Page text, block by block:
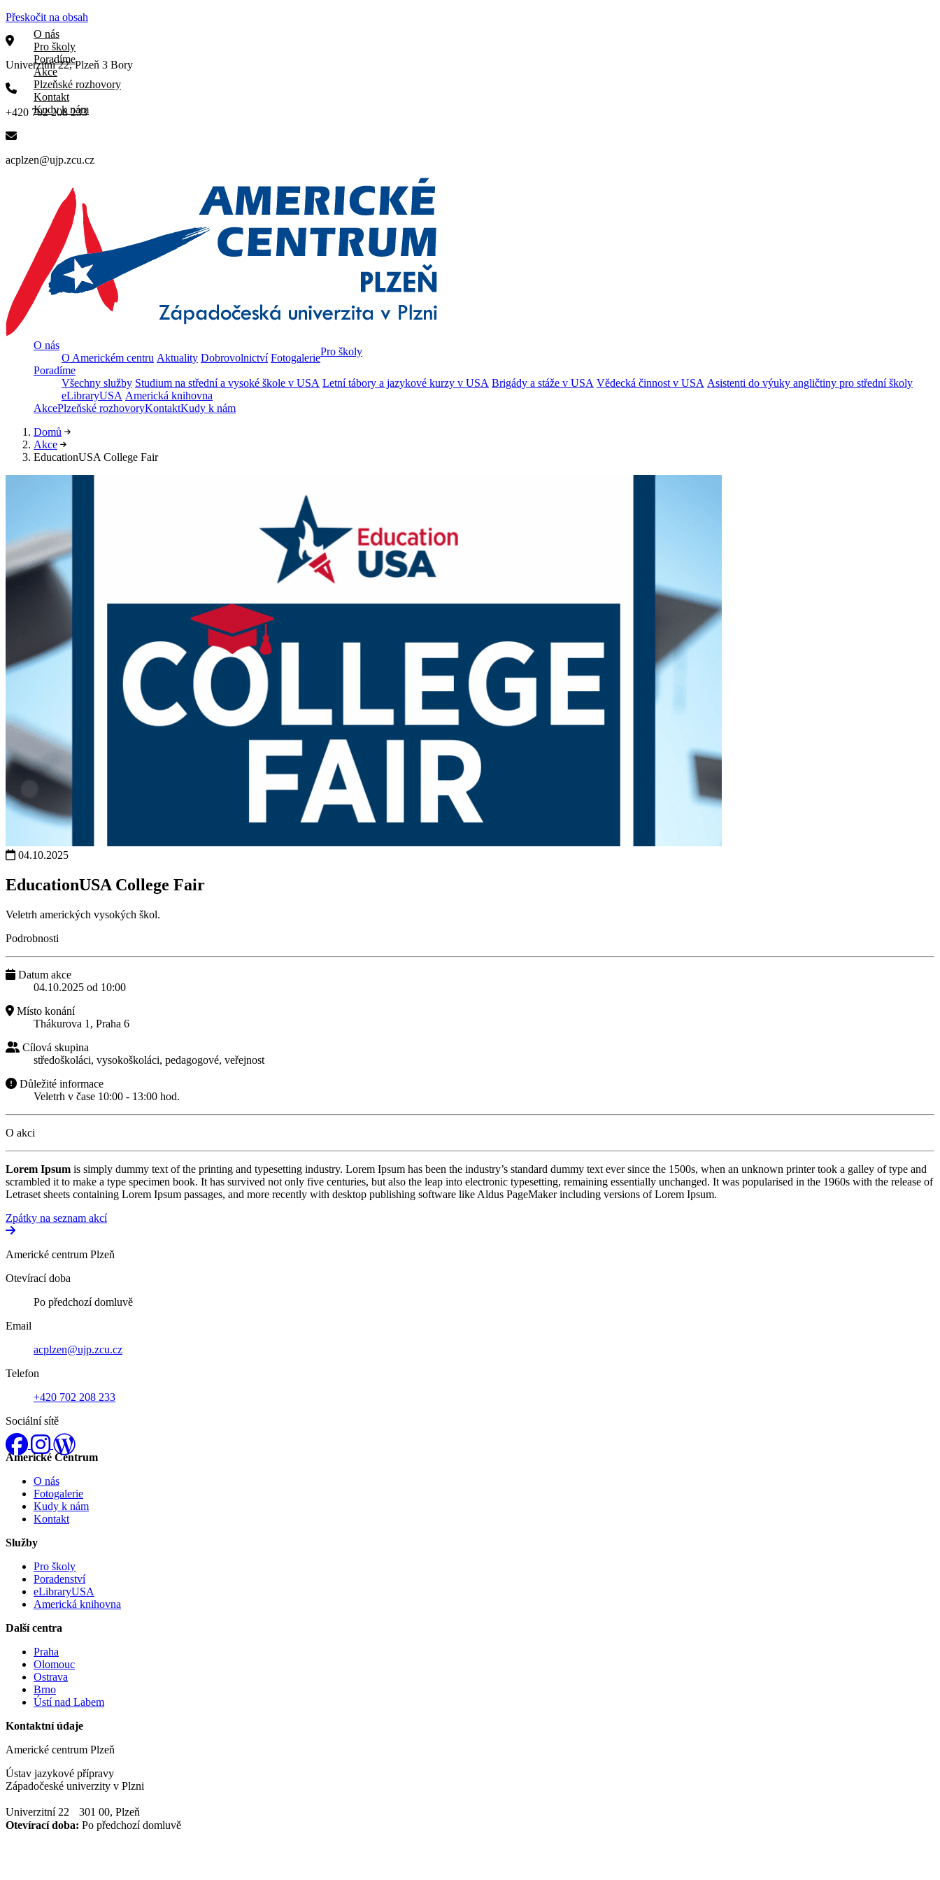
Přeskočit na obsah
Univerzitní 22, Plzeň 3 Bory
+420 702 208 233
acplzen@ujp.zcu.cz
O nás
O Americkém centru Aktuality Dobrovolnictví Fotogalerie
Pro školy
Poradíme
Všechny služby Studium na střední a vysoké škole v USA Letní tábory a jazykové kurzy v USA Brigády a stáže v USA Vědecká činnost v USA Asistenti do výuky angličtiny pro střední školy
eLibraryUSA Americká knihovna
AkcePlzeňské rozhovoryKontaktKudy k nám
O nás
Pro školy
Poradíme
Akce
Plzeňské rozhovory
Kontakt
Kudy k nám
Domů
Akce
EducationUSA College Fair
04.10.2025
EducationUSA College Fair
Veletrh amerických vysokých škol.
Podrobnosti
Datum akce
04.10.2025 od 10:00
Místo konání
Thákurova 1, Praha 6
Cílová skupina
středoškoláci, vysokoškoláci, pedagogové, veřejnost
Důležité informace
Veletrh v čase 10:00 - 13:00 hod.
O akci
Lorem Ipsum is simply dummy text of the printing and typesetting industry. Lorem Ipsum has been the industry’s standard dummy text ever since the 1500s, when an unknown printer took a galley of type and
scrambled it to make a type specimen book. It has survived not only five centuries, but also the leap into electronic typesetting, remaining essentially unchanged. It was popularised in the 1960s with the release of
Letraset sheets containing Lorem Ipsum passages, and more recently with desktop publishing software like Aldus PageMaker including versions of Lorem Ipsum.
Zpátky na seznam akcí
Americké centrum Plzeň
Otevírací doba
Po předchozí domluvě
Email
acplzen@ujp.zcu.cz
Telefon
+420 702 208 233
Sociální sítě
Facebook
InstagramNeznámá síť
Americké Centrum
O nás
Fotogalerie
Kudy k nám
Kontakt
Služby
Pro školy
Poradenství
eLibraryUSA
Americká knihovna
Další centra
Praha
Olomouc
Ostrava
Brno
Ústí nad Labem
Kontaktní údaje
Americké centrum Plzeň
Ústav jazykové přípravy
Západočeské univerzity v Plzni
Univerzitní 22 301 00, Plzeň
Otevírací doba: Po předchozí domluvě